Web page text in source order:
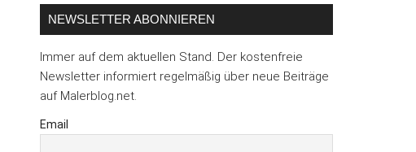
NEWSLETTER ABONNIEREN
Immer auf dem aktuellen Stand. Der kostenfreie
Newsletter informiert regelmäßig über neue Beiträge
auf Malerblog.net.
Email